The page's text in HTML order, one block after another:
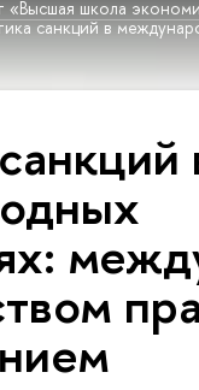
«Высшая школа
санкций в